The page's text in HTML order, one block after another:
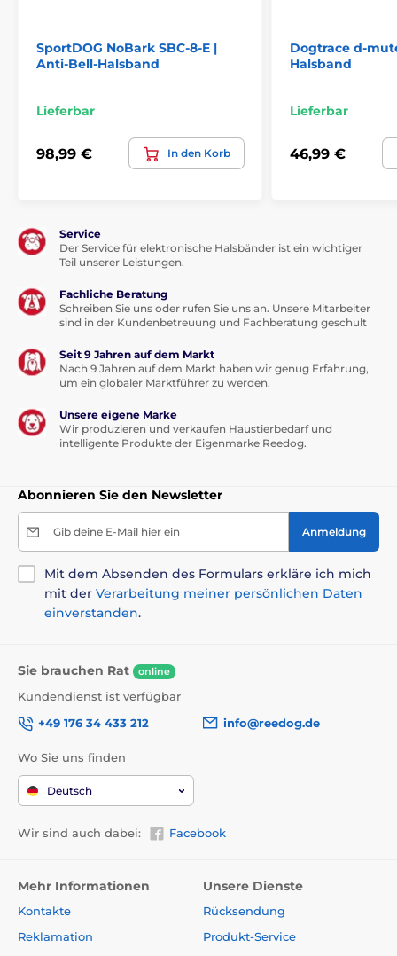
SportDOG NoBark SBC-8-E |
Anti-Bell-Halsband
Lieferbar
98,99 € In den Korb
Dogtrace d-
Halsband
Lieferbar
46,99 €
Service
Der Service für elektronische Halsbänder ist ein wichtiger
Teil unserer Leistungen.
Fachliche Beratung
Schreiben Sie uns oder rufen Sie uns an. Unsere Mitarbeiter
sind in der Kundenbetreuung und Fachberatung geschult
Seit 9 Jahren auf dem Markt
Nach 9 Jahren auf dem Markt haben wir genug Erfahrung,
um ein globaler Marktführer zu werden.
Unsere eigene Marke
Wir produzieren und verkaufen Haustierbedarf und
intelligente Produkte der Eigenmarke Reedog.
Abonnieren Sie den Newsletter
Gib deine E-Mail hier ein Anmeldung
Mit dem Absenden des Formulars erkläre ich mich
mit der Verarbeitung meiner persönlichen Daten
einverstanden.
Sie brauchen Rat online
Kundendienst ist verfügbar
+49 176 34 433 212
info@reedog.de
Wo Sie uns finden
Deutsch
Wir sind auch dabei: Facebook
Mehr Informationen
Kontakte
Reklamation
Unsere Dienste
Rücksendung
Produkt-Service